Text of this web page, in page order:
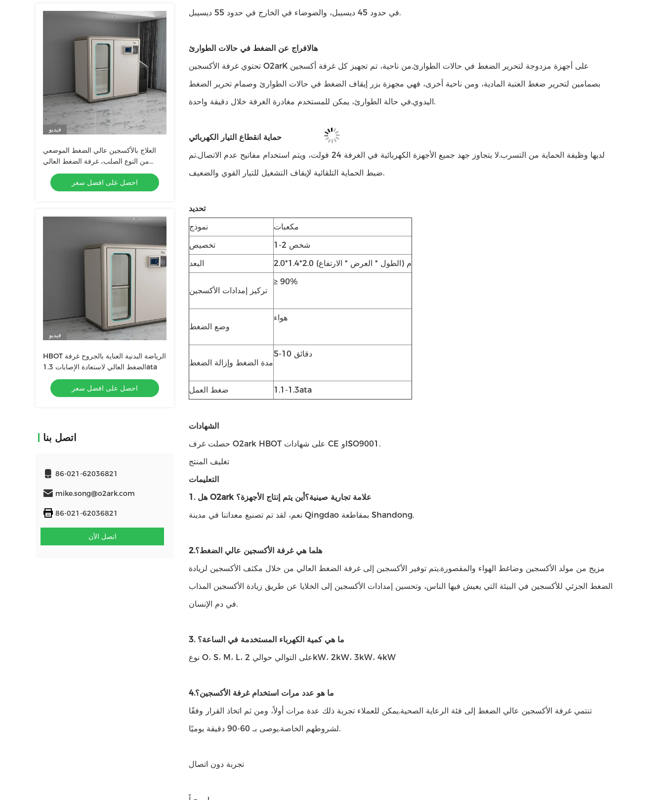
فيديو
العلاج بالأكسجين عالي الضغط الموضعي
من النوع الصلب، غرفة الضغط العالي
لشفاء الجروح
احصل على افضل سعر
فيديو
HBOT الرياضة البدنية العناية بالجروح غرفة
الضغط العالي لاستعادة الإصابات 1.3ata
احصل على افضل سعر
اتصل بنا
86-021-62036821
mike.song@o2ark.com
86-021-62036821
اتصل الآن
في حدود 45 ديسيبل، والضوضاء في الخارج في حدود 55 ديسيبل.
هالافراج عن الضغط في حالات الطوارئ
تحتوي غرفة الأكسجين O2arK على أجهزة مزدوجة لتحرير الضغط في حالات الطوارئ.من ناحية، تم تجهيز كل غرفة أكسجين
بصمامين لتحرير ضغط العتبة المادية، ومن ناحية أخرى، فهي مجهزة بزر إيقاف الضغط في حالات الطوارئ وصمام تحرير الضغط
اليدوي.في حالة الطوارئ، يمكن للمستخدم مغادرة الغرفة خلال دقيقة واحدة.
حماية انقطاع التيار الكهربائي
لديها وظيفة الحماية من التسرب.لا يتجاوز جهد جميع الأجهزة الكهربائية في الغرفة 24 فولت، ويتم استخدام مفاتيح عدم الاتصال.تم
ضبط الحماية التلقائية لإيقاف التشغيل للتيار القوي والضعيف.
تحديد
نموذج
مكعبات
تخصيص
1-2 شخص
البعد
2.0*1.4*2.0 م (الطول * العرض * الارتفاع)
تركيز إمدادات الأكسجين
≥ 90%
وضع الضغط
هواء
مدة الضغط وإزالة الضغط
5-10 دقائق
ضغط العمل 1.1-1.3ata
الشهادات
حصلت غرف O2ark HBOT على شهادات CE وISO9001.
تغليف المنتج
التعليمات
1. هل O2ark علامة تجارية صينية؟أين يتم إنتاج الأجهزة؟
نعم، لقد تم تصنيع معداتنا في مدينة Qingdao بمقاطعة Shandong.
2. هلما هي غرفة الأكسجين عالي الضغط؟
مزيج من مولد الأكسجين وضاغط الهواء والمقصورة.يتم توفير الأكسجين إلى غرفة الضغط العالي من خلال مكثف الأكسجين لزيادة
الضغط الجزئي للأكسجين في البيئة التي يعيش فيها الناس، وتحسين إمدادات الأكسجين إلى الخلايا عن طريق زيادة الأكسجين المذاب
في دم الإنسان.
3. ما هي كمية الكهرباء المستخدمة في الساعة؟
نوع O، S، M، L، على التوالي حوالي 2kW، 2kW، 3kW، 4kW
4.ما هو عدد مرات استخدام غرفة الأكسجين؟
تنتمي غرفة الأكسجين عالي الضغط إلى فئة الرعاية الصحية.يمكن للعملاء تجربة ذلك عدة مرات أولاً، ومن ثم اتخاذ القرار وفقًا
لشروطهم الخاصة.يوصى بـ 60-90 دقيقة يوميًا.
تجربة دون اتصال